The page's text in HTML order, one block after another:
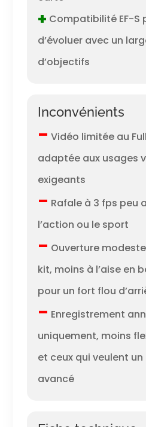
+ Compatibilité EF-S
d’évoluer avec un
d’objectifs
Inconvénients
– Vidéo limitée au
adaptée aux usages
exigeants
– Rafale à 3 fps peu
l’action ou le sport
– Ouverture
kit, moins à l’aise en
pour un fort flou
– Enregistrement
uniquement, moins
et ceux qui veulent
avancé